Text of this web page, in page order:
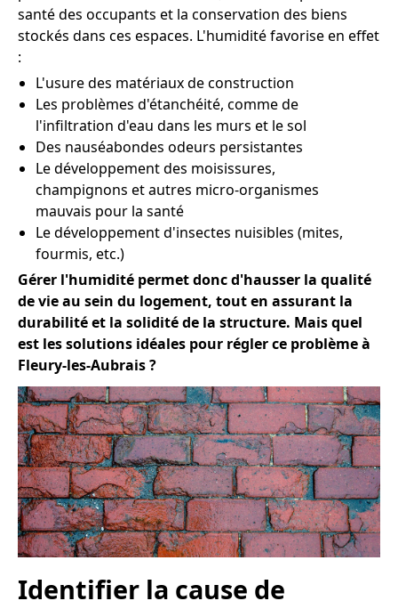
santé des occupants et la conservation des biens
stockés dans ces espaces. L'humidité favorise en effet
:
L'usure des matériaux de construction
Les problèmes d'étanchéité, comme de
l'infiltration d'eau dans les murs et le sol
Des nauséabondes odeurs persistantes
Le développement des moisissures,
champignons et autres micro-organismes
mauvais pour la santé
Le développement d'insectes nuisibles (mites,
fourmis, etc.)
Gérer l'humidité permet donc d'hausser la qualité
de vie au sein du logement, tout en assurant la
durabilité et la solidité de la structure. Mais quel
est les solutions idéales pour régler ce problème à
Fleury-les-Aubrais ?
Identifier la cause de